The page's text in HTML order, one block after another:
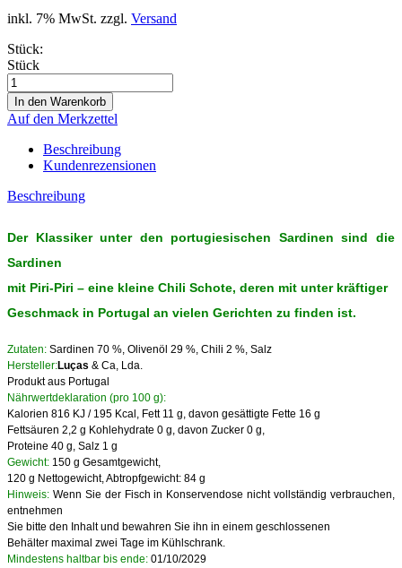
inkl. 7% MwSt. zzgl. Versand
Stück:
Stück
Auf den Merkzettel
Beschreibung
Kundenrezensionen
Beschreibung
Der Klassiker unter den portugiesischen Sardinen sind die
Sardinen
mit Piri-Piri – eine kleine Chili Schote, deren mit unter kräftiger
Geschmack in Portugal an vielen Gerichten zu finden ist.
Zutaten: Sardinen 70 %, Olivenöl 29 %, Chili 2 %, Salz
Hersteller:Luças & Ca, Lda.
Produkt aus Portugal
Nährwertdeklaration (pro 100 g):
Kalorien 816 KJ / 195 Kcal, Fett 11 g, davon gesättigte Fette 16 g
Fettsäuren 2,2 g Kohlehydrate 0 g, davon Zucker 0 g,
Proteine 40 g, Salz 1 g
Gewicht: 150 g Gesamtgewicht,
120 g Nettogewicht, Abtropfgewicht: 84 g
Hinweis: Wenn Sie der Fisch in Konservendosenicht vollständig verbrauchen,
entnehmen
Sie bitte den Inhalt und bewahren Sie ihn in einem geschlossenen
Behälter maximal zwei Tage im Kühlschrank.
Mindestens haltbar bis ende: 01/10/2029